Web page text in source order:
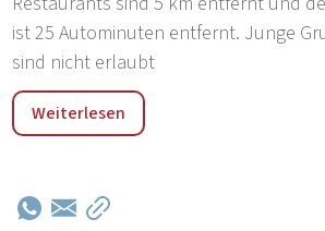
ist 25 Autominuten entfernt. Junge
sind nicht erlaubt
Barat ist ein kleines Dorf auf einer
Teil Istriens, das einen schönen Blick
Verkehrsanbindung an die Städte der
Weiterlesen